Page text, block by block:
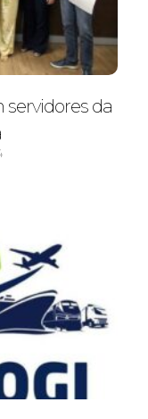
servidores da